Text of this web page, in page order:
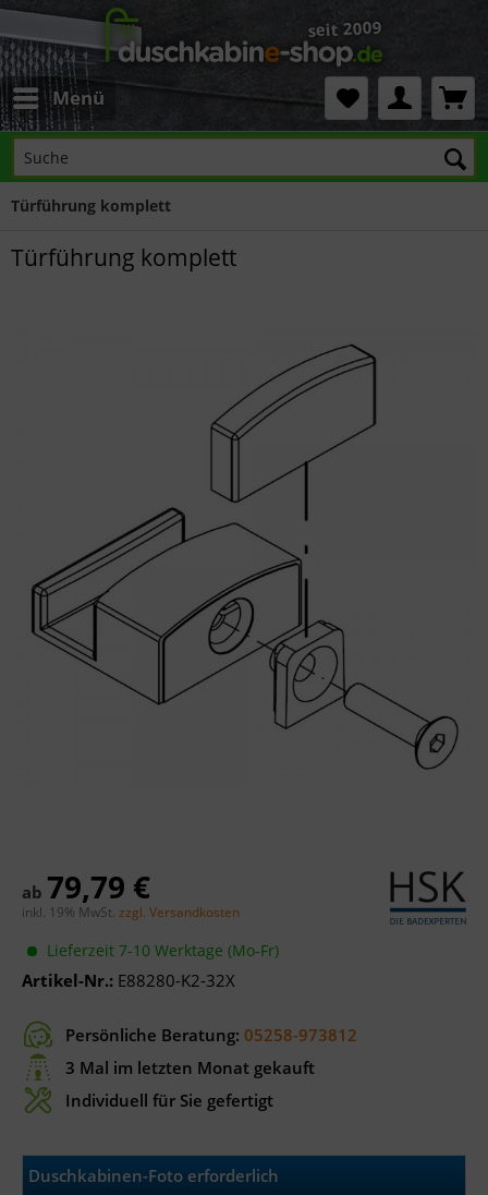
Menü
Türführung komplett
Türführung komplett
ab 79,79 €
inkl. 19% MwSt. zzgl. Versandkosten
Lieferzeit 7-10 Werktage (Mo-Fr)
Artikel-Nr.: E88280-K2-32X
Persönliche Beratung: 05258-973812
3 Mal im letzten Monat gekauft
Individuell für Sie gefertigt
Duschkabinen-Foto erforderlich